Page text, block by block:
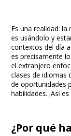
Es una realidad:
es usándolo y
contextos del día
es precisamente
el extranjero
clases de idiomas
de oportunidades
habilidades. ¡Así
¿Por qué